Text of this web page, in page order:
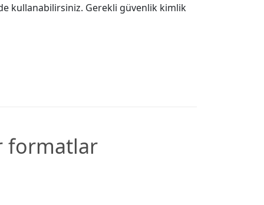
kullanabilirsiniz. Gerekli güvenlik kimlik
formatlar